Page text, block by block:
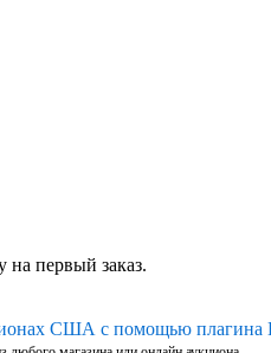
на первый заказ.
США с помощью плагина